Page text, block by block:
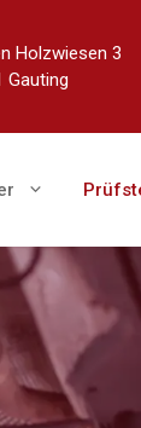
Holzwiesen 3
Gauting